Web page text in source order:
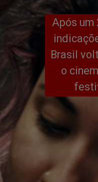
Após um
Brasil
o